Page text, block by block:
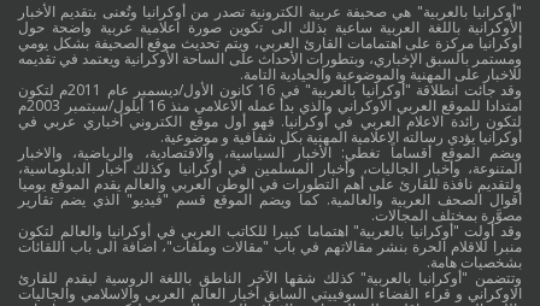
"أوكرانيا بالعربية" هي صحيفة عربية الكترونية تصدر من أوكرانيا وتُعنى بتقديم الأخبار
الأوكرانية باللغة العربية ساعية بذلك الى تكوين صورة اعلامية عربية واضحة حول
أوكرانيا مركزة على اهتمامات القارئ العربي، ويتم تحديث موقع الصحيفة بشكل يومي
ومستمر بالسبق الإخباري، وبتطورات الأحداث على الساحة الأوكرانية ويعتمد في تقديمه
للاخبار على المهنية والموضوعية والحيادية التامة.
وقد جائت انطلاقة "أوكرانيا بالعربية" في 16 كانون الأول/ديسمبر عام 2011م لتكون
امتدادا للموقع العربي الاوكراني والذي بدأ عمله الاعلامي منذ 16 أيلول/سبتمبر 2003م
لتكون رائدة الاعلام العربي في أوكرانيا. فهو أول موقع الكتروني أخباري عربي في
أوكرانيا يؤدي رسالته الاعلامية المهنية بكل شفافية و موضوعية.
ويضم الموقع أقساماً تغطي: الأخبار السياسية، والاقتصادية، والرياضية، والاخبار
المتنوعة، وأخبار الجاليات، وأخبار المسلمين في أوكرانيا وكذلك أخبار الدبلوماسية،
ولتقديم نافذة للقارئ على أهم التطورات في الوطن العربي والعالم يقدم الموقع يوميا
أقوال الصحف العربية والعالمية. كما ويضم الموقع قسم "فيديو" الذي يضم تقارير
مصوَّرة بمختلف المجالات.
وقد أولت "أوكرانيا بالعربية" اهتماما كبيرا للكاتب العربي في أوكرانيا والعالم لتكون
منبرا للاقلام الحرة بنشر مقالاتهم في باب "مقالات وملفات"، اضافة الى باب اللقائات
بشخصيات هامة.
وتتضمن "أوكرانيا بالعربية" كذلك شقها الآخر الناطق باللغة الروسية ليقدم للقارئ
الاوكراني و قراء الفضاء السوفييتي السابق أخبار العالم العربي والاسلامي والجاليات